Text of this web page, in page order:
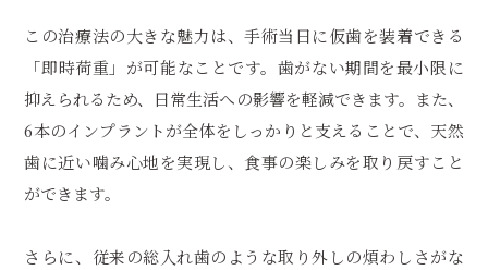
この治療法の大きな魅力は、手術当日に仮歯を装着できる
「即時荷重」が可能なことです。歯がない期間を最小限に
抑えられるため、日常生活への影響を軽減できます。また、
6本のインプラントが全体をしっかりと支えることで、天然
歯に近い噛み心地を実現し、食事の楽しみを取り戻すこと
ができます。
さらに、従来の総入れ歯のような取り外しの煩わしさがな